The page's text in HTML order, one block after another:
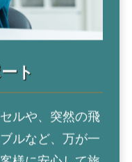
ト
ルや、突然の飛
ルなど、万が一
様に安心して旅